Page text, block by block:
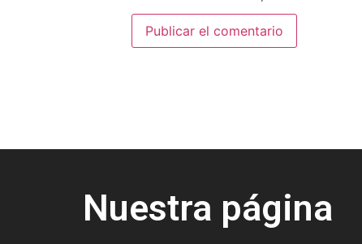
Nuestra página